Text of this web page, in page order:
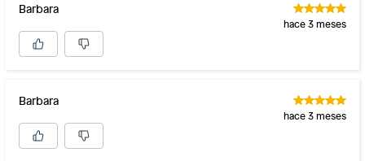
Barbara
hace 3 meses
Barbara
hace 3 meses